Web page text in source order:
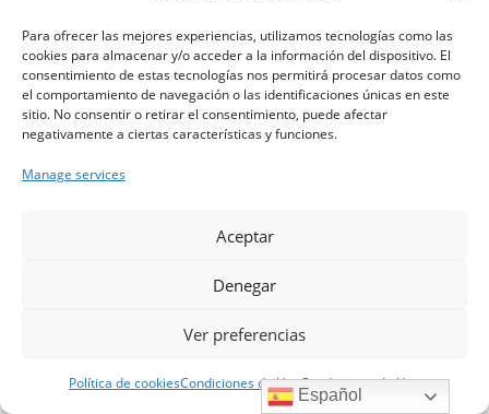
Para ofrecer las mejores experiencias, utilizamos tecnologías como las
cookies para almacenar y/o acceder a la información del dispositivo. El
consentimiento de estas tecnologías nos permitirá procesar datos como
el comportamiento de navegación o las identificaciones únicas en este
sitio. No consentir o retirar el consentimiento, puede afectar
negativamente a ciertas características y funciones.
Manage services
Aceptar
Denegar
Ver preferencias
Política de cookiesCondiciones de UsoCondiciones de Uso
Click 'I agree' to enable Google maps
I agree
T. 93 237 35 83
con la información publicada en
Español